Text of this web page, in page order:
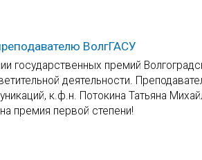
ВолгГАСУ
государственных премий
деятельности.
к.ф.н. Потокина Татьяна
премия первой степени!